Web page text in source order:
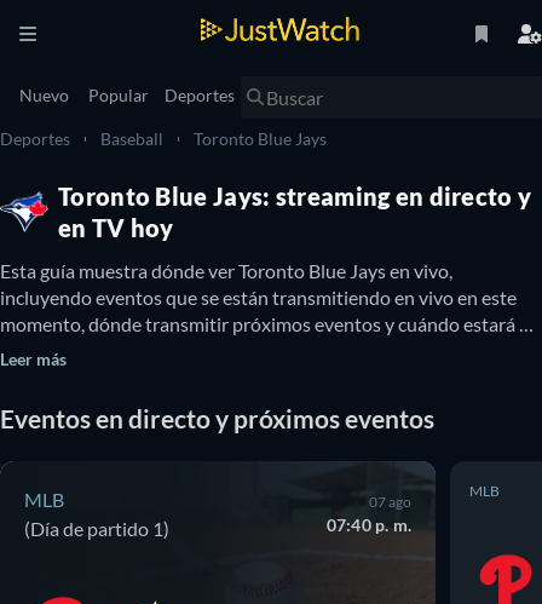
Nuevo Popular Deportes
Deportes Baseball Toronto Blue Jays
Toronto Blue Jays: streaming en directo y
en TV hoy
Esta guía muestra dónde ver Toronto Blue Jays en vivo,
incluyendo eventos que se están transmitiendo en vivo en este
momento, dónde transmitir próximos eventos y cuándo estará
disponible Toronto Blue Jays en TV. También podés enterarte si
Leer más
Eventos en directo y próximos eventos
MLB
(Día de partido 1)
07 ago
07:40 p. m.
MLB